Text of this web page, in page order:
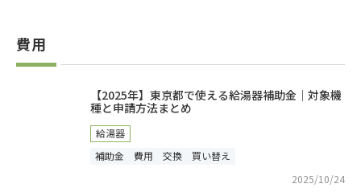
費用
【2025年】東京都で使える給湯器補助金｜対象機
種と申請方法まとめ
給湯器
補助金
費用 交換
買い替え
2025/10/24